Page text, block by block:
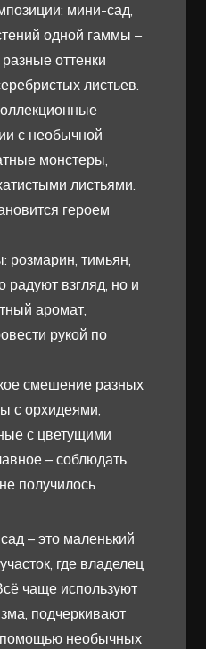
мини-сад,
одной гаммы –
оттенки
листьев.
с необычной
монстеры,
листьями.
героем
розмарин, тимьян,
радуют взгляд, но и
аромат,
рукой по
смешение разных
с орхидеями,
с цветущими
– соблюдать
получилось
– это маленький
где владелец
чаще используют
подчеркивают
помощью необычных